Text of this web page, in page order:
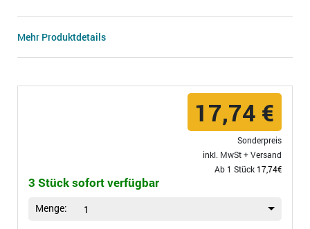
Mehr Produktdetails
17,74 €
Sonderpreis
inkl. MwSt +Versand
Ab 1 Stück 17,74€
3 Stück sofort verfügbar
Menge: 1